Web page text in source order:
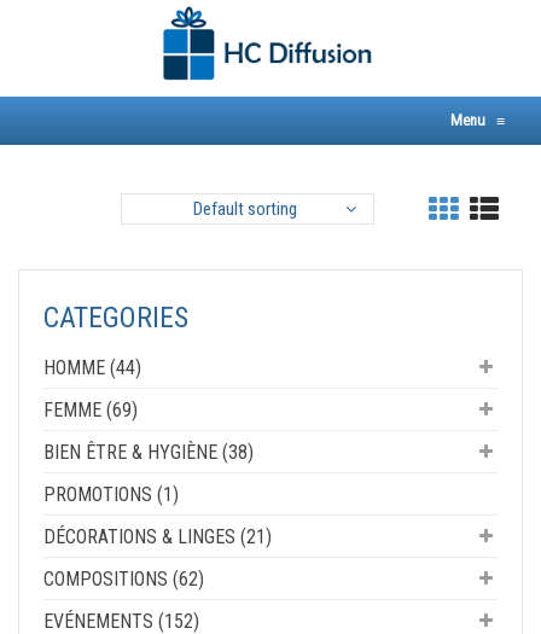
Menu ≡
CATEGORIES
HOMME (44)
FEMME (69)
BIEN ÊTRE & HYGIÈNE (38)
PROMOTIONS (1)
DÉCORATIONS & LINGES (21)
COMPOSITIONS (62)
EVÉNEMENTS (152)
Default sorting